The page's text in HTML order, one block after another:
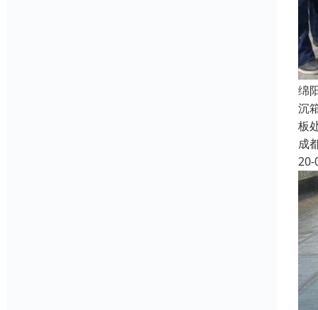
绵
沉
板
成
20-